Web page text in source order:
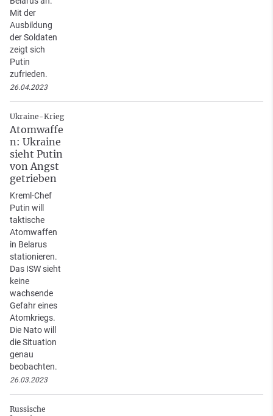
Mit der
Ausbildung
der Soldaten
zeigt sich
Putin
zufrieden.
26.04.2023
Ukraine-Krieg
Atomwaffe
n: Ukraine
sieht Putin
von Angst
getrieben
Kreml-Chef
Putin will
taktische
Atomwaffen
in Belarus
stationieren.
Das ISW sieht
keine
wachsende
Gefahr eines
Atomkriegs.
Die Nato will
die Situation
genau
beobachten.
26.03.2023
Russische